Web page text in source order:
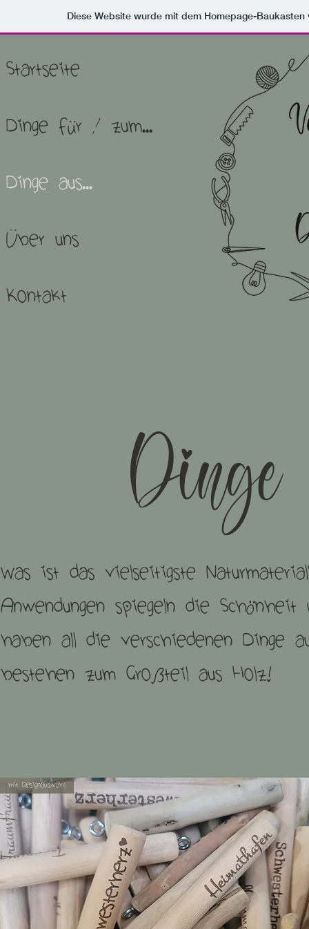
Diese Website wurde mit dem Homepage-
Startseite
Dinge für / zum...
Dinge aus...
Über uns
Kontakt
Was ist das vielseitigste
Anwendungen spiegeln die
haben all die verschiedenen Dinge
bestehen zum Großteil aus Holz!
mit Designauswahl